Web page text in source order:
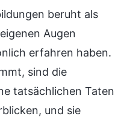
beruht als
Augen
erfahren haben.
sind die
tatsächlichen Taten
und sie